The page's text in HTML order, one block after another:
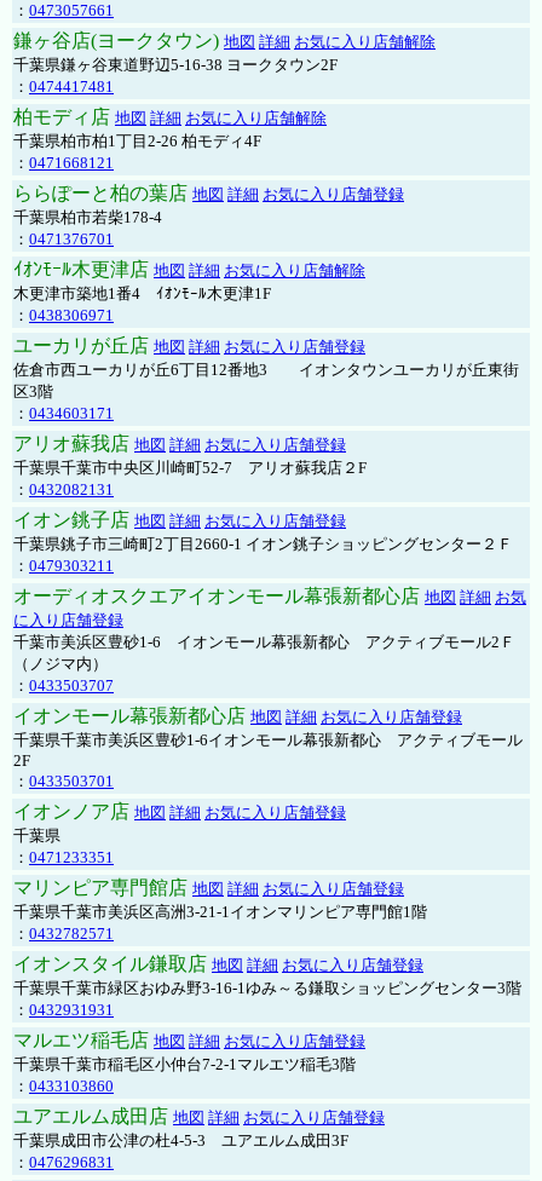
： 0473057661
鎌ヶ谷店(ヨークタウン) 地図 詳細 お気に入り店舗解除
千葉県鎌ヶ谷東道野辺5-16-38 ヨークタウン2F
： 0474417481
柏モディ店 地図 詳細 お気に入り店舗解除
千葉県柏市柏1丁目2-26 柏モディ4F
： 0471668121
ららぽーと柏の葉店 地図 詳細 お気に入り店舗登録
千葉県柏市若柴178-4
： 0471376701
ｲｵﾝﾓｰﾙ木更津店 地図 詳細 お気に入り店舗解除
木更津市築地1番4 ｲｵﾝﾓｰﾙ木更津1F
： 0438306971
ユーカリが丘店 地図 詳細 お気に入り店舗登録
佐倉市西ユーカリが丘6丁目12番地3 イオンタウンユーカリが丘東街
区3階
： 0434603171
アリオ蘇我店 地図 詳細 お気に入り店舗登録
千葉県千葉市中央区川崎町52-7 アリオ蘇我店２F
： 0432082131
イオン銚子店 地図 詳細 お気に入り店舗登録
千葉県銚子市三崎町2丁目2660-1 イオン銚子ショッピングセンター２Ｆ
： 0479303211
オーディオスクエアイオンモール幕張新都心店 地図 詳細 お気
に入り店舗登録
千葉市美浜区豊砂1-6 イオンモール幕張新都心 アクティブモール2Ｆ
（ノジマ内）
： 0433503707
イオンモール幕張新都心店 地図 詳細 お気に入り店舗登録
千葉県千葉市美浜区豊砂1-6イオンモール幕張新都心 アクティブモール
2F
： 0433503701
イオンノア店 地図 詳細 お気に入り店舗登録
千葉県
： 0471233351
マリンピア専門館店 地図 詳細 お気に入り店舗登録
千葉県千葉市美浜区高洲3-21-1イオンマリンピア専門館1階
： 0432782571
イオンスタイル鎌取店 地図 詳細 お気に入り店舗登録
千葉県千葉市緑区おゆみ野3-16-1ゆみ～る鎌取ショッピングセンター3階
： 0432931931
マルエツ稲毛店 地図 詳細 お気に入り店舗登録
千葉県千葉市稲毛区小仲台7-2-1マルエツ稲毛3階
： 0433103860
ユアエルム成田店 地図 詳細 お気に入り店舗登録
千葉県成田市公津の杜4-5-3 ユアエルム成田3F
： 0476296831